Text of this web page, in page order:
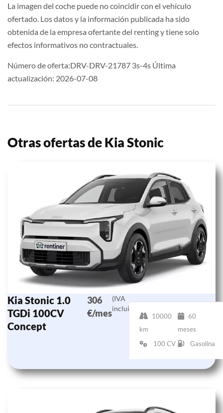
La imagen del coche puede no coincidir con el vehículo
ofertado. Los datos y la información publicada ha sido
obtenida de la empresa ofertante del renting y tiene solo
efectos informativos no contractuales.
Número de oferta:DRV-DRV-21787 3s-4s Última
actualización: 2026-07-08
Otras ofertas de Kia Stonic
Kia Stonic 1.0
TGDi 100CV
Concept
306
€/mes
(IVA
incluido)
10000
km
60
meses
100 CV
Gasolina